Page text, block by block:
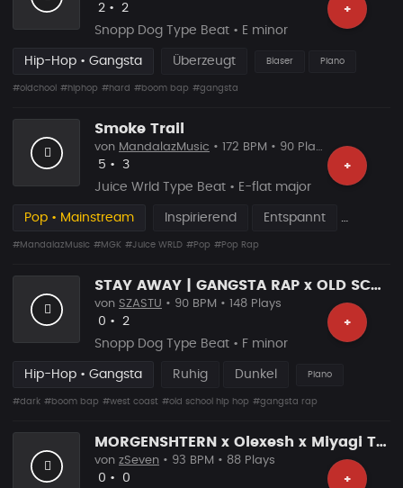
+
Likes
2 • Vorgeschlagen
2
Snopp Dog Type Beat • E minor
Hip-Hop • Gangsta Überzeugt Blaser Piano
#oldchool #hiphop #hard #boom bap #gangsta
Smoke Trail
+
von MandalazMusic • 172 BPM • 90 Plays
Likes
5 • Vorgeschlagen
3
Juice Wrld Type Beat • E-flat major
Pop • Mainstream Inspirierend Entspannt
#MandalazMusic #MGK #Juice WRLD #Pop #Pop Rap
STAY AWAY | GANGSTA RAP x OLD SCHOOL HIP HOP
+
von SZASTU • 90 BPM • 148 Plays
Likes
0 • Vorgeschlagen
2
Snopp Dog Type Beat • F minor
Hip-Hop • Gangsta Ruhig Dunkel Piano
#dark #boom bap #west coast #old school hip hop #gangsta rap
MORGENSHTERN x Olexesh x Miyagi Type Beat – “NADJA” | Slavic Rap Instrumental
+
von zSeven • 93 BPM • 88 Plays
Likes
0 • Vorgeschlagen
0